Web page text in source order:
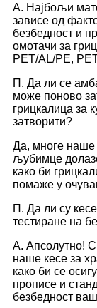
A. Најбољи
зависе од
безбедност и
омотачи за
PET/AL/PE,
П. Да ли се
може поново
грицкалица за
затворити?
Да, многе наше
љубимце
како би
помаже у
П. Да ли су
тестиране на
А. Апсолутно!
наше кесе за
како би се
прописе и
безбедност